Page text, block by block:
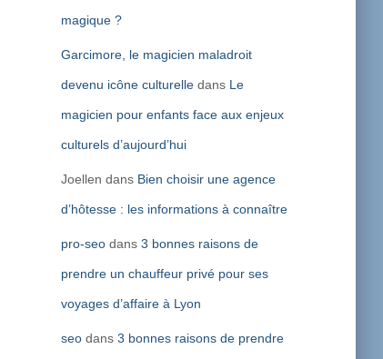
magique ?
Garcimore, le magicien maladroit
devenu icône culturelledans Le
magicien pour enfants face aux enjeux
culturels d’aujourd’hui
Joellen dans Bien choisir une agence
d’hôtesse : les informations à connaître
pro-seodans 3 bonnes raisons de
prendre un chauffeur privé pour ses
voyages d’affaire à Lyon
seodans 3 bonnes raisons de prendre